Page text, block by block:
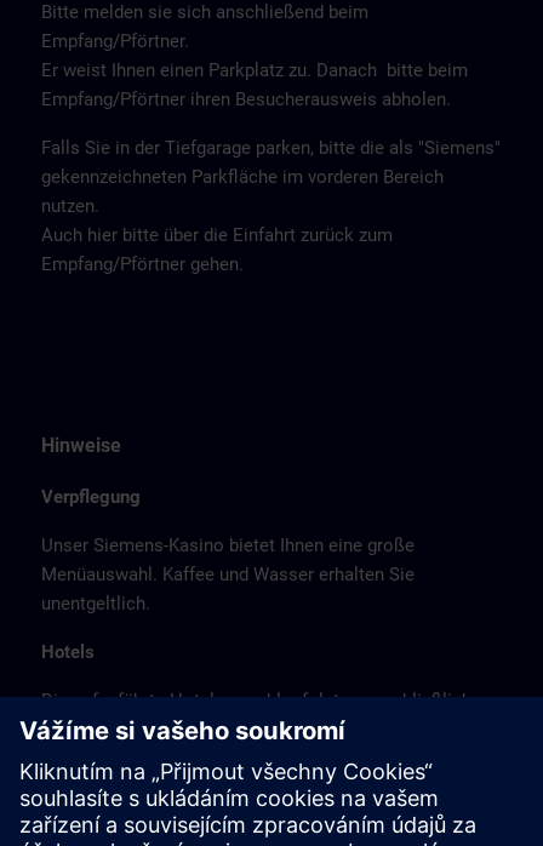
Bitte melden sie sich anschließend beim
Empfang/Pförtner.
Er weist Ihnen einen Parkplatz zu. Danach bitte beim
Empfang/Pförtner ihren Besucherausweis abholen.
Falls Sie in der Tiefgarage parken, bitte die als "Siemens"
gekennzeichneten Parkfläche im vorderen Bereich
nutzen.
Auch hier bitte über die Einfahrt zurück zum
Empfang/Pförtner gehen.
Hinweise
Verpflegung
Unser Siemens-Kasino bietet Ihnen eine große
Menüauswahl. Kaffee und Wasser erhalten Sie
unentgeltlich.
Hotels
Die aufgeführte Hotelauswahl erfolgte ausschließlich
anhand der Nähe der Hotels zum Kursort bzw. anhand
der günstigen Verkehrsanbindung zum
Veranstaltungsort.
Es handelt sich hierbei nicht um Siemens-